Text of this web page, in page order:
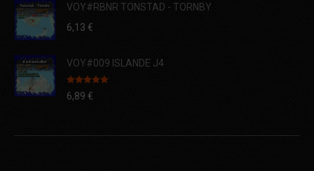
VOY#RBNR TONSTAD - TORNBY
6,13 €
VOY#009 ISLANDE J4
Note 5.00
sur 5
6,89 €